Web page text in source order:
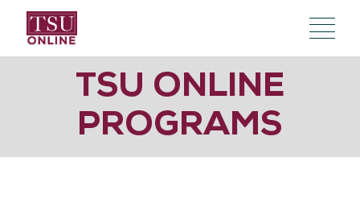
TSU ONLINE
PROGRAMS